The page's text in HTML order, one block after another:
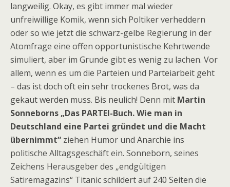
langweilig. Okay, es gibt immer mal wieder
unfreiwillige Komik, wenn sich Poltiker verheddern
oder so wie jetzt die schwarz-gelbe Regierung in der
Atomfrage eine offen opportunistische Kehrtwende
simuliert, aber im Grunde gibt es wenig zu lachen. Vor
allem, wenn es um die Parteien und Parteiarbeit geht
– das ist doch oft ein sehr trockenes Brot, was da
gekaut werden muss. Bis neulich! Denn mit Martin
Sonneborns „Das PARTEI-Buch. Wie man in
Deutschland eine Partei gründet und die Macht
übernimmt“ ziehen Humor und Anarchie ins
politische Alltagsgeschäft ein. Sonneborn, seines
Zeichens Herausgeber des „endgültigen
Satiremagazins“ Titanic schildert auf 240 Seiten die